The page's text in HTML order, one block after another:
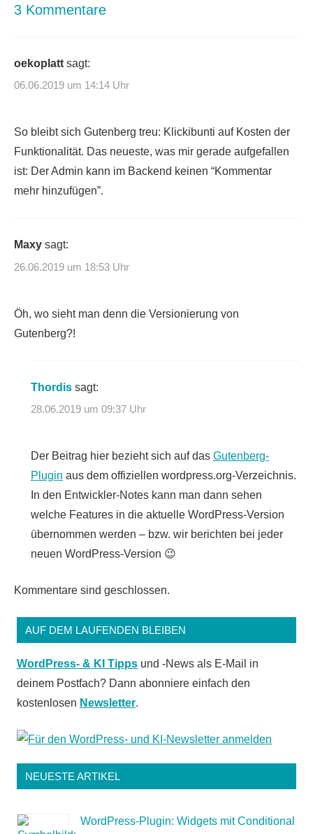
3 Kommentare
oekoplatt sagt:
06.06.2019 um 14:14 Uhr
So bleibt sich Gutenberg treu: Klickibunti auf Kosten der
Funktionalität. Das neueste, was mir gerade aufgefallen
ist: Der Admin kann im Backend keinen “Kommentar
mehr hinzufügen”.
Maxy sagt:
26.06.2019 um 18:53 Uhr
Öh, wo sieht man denn die Versionierung von
Gutenberg?!
Thordis sagt:
28.06.2019 um 09:37 Uhr
Der Beitrag hier bezieht sich auf das Gutenberg-
Plugin aus dem offiziellen wordpress.org-Verzeichnis.
In den Entwickler-Notes kann man dann sehen
welche Features in die aktuelle WordPress-Version
übernommen werden – bzw. wir berichten bei jeder
neuen WordPress-Version 😉
Kommentare sind geschlossen.
AUF DEM LAUFENDEN BLEIBEN
WordPress- & KI Tipps und -News als E-Mail in
deinem Postfach? Dann abonniere einfach den
kostenlosen Newsletter.
NEUESTE ARTIKEL
WordPress-Plugin: Widgets mit Conditional